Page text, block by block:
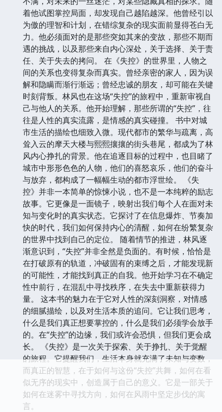
着他试图掌控局面，却发现自己越陷越深。他曾经引以
为傲的理智和计划，在错综复杂的现实面前显得苍白无
力。他必须面对的是那些突如其来的变故，那些不期而
遇的挑战，以及那些来自内心深处，关于选择、关于责
任、关于失去的拷问。 在《失控》的世界里，人物之
间的关系也变得复杂而真实。曾经亲密的家人，因为误
解和隐瞒而渐行渐远；曾经忠诚的朋友，却可能在关键
时刻背叛。林风也在这场“失控”的旅程中，重新审视自
己与他人的关系。他开始理解，那些所谓的“失控”，往
往是人性的真实流露，是情感的真实碰撞。 书中对城
市生活的描绘也细致入微。现代都市的繁华与疏离，高
耸入云的摩天大楼与熙熙攘攘的街头巷尾，都成为了林
风内心挣扎的背景。他在追逐目标的过程中，也目睹了
城市中形形色色的人物，他们的喜怒哀乐，他们的奋斗
与放弃，都构成了一幅幅生动的都市浮世绘。 《失
控》并非一本简单的惊悚小说，也不是一本纯粹的励志
故事。它更像是一面镜子，映射出我们每个人在面对未
知与变化时的真实状态。它探讨了在信息爆炸、节奏加
快的时代，我们如何保持内心的清醒，如何在纷繁复杂
的世界中找到自己的定位。 随着情节的推进，林风逐
渐意识到，“失控”并非全然是负面的。有时候，恰恰是
在打破原有的轨道，冲破固有的束缚之后，才能发现新
的可能性，才能找到真正的自我。他开始学习在不确定
性中前行，在混乱中寻找秩序，在失去中重新获得力
量。 这本书的魅力在于它对人性的深刻洞察，对情感
的细腻描绘，以及对生活本质的追问。它让我们思考，
什么是我们真正想要掌控的，什么是我们必须学会放手
的。在“失控”的边缘，我们或许会恐惧，但我们更会成
长。 《失控》是一次关于探索、关于挣扎、关于觉醒
的旅程。它提醒我们，生活本身就充满了未知与变数，
而真正的智慧，在于如何与这份“失控”共舞，如何在看
似无序的现实中，创造属于自己的意义。它是一部关于
如何在迷雾中寻找方向，如何在风雨中坚定步伐的寓
言。